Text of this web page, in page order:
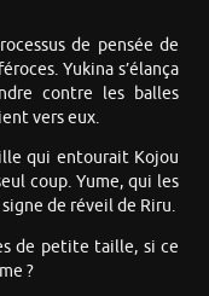
de pensée de
Yukina s’élança
contre les balles
vers eux.
qui entourait Kojou
coup. Yume, qui les
de réveil de Riru.
de petite taille, si ce
?